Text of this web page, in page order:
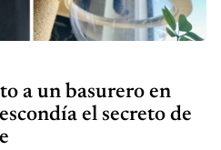
a un basurero en
el secreto de